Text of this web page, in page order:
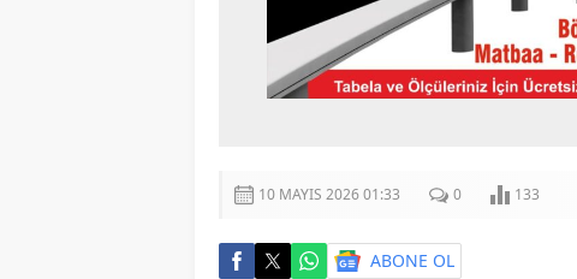
10 MAYIS 2026 01:33 0 133
ABONE OL